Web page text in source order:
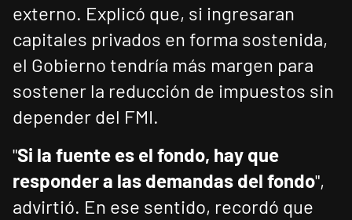
externo. Explicó que, si ingresaran
capitales privados en forma sostenida,
el Gobierno tendría más margen para
sostener la reducción de impuestos sin
depender del FMI.
"Si la fuente es el fondo, hay que
responder a las demandas del fondo",
advirtió. En ese sentido, recordó que